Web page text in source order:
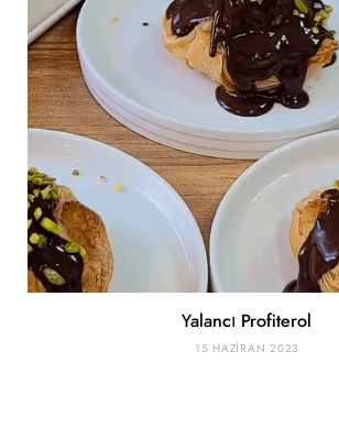
Yalancı Profiterol
15 HAZIRAN 2023